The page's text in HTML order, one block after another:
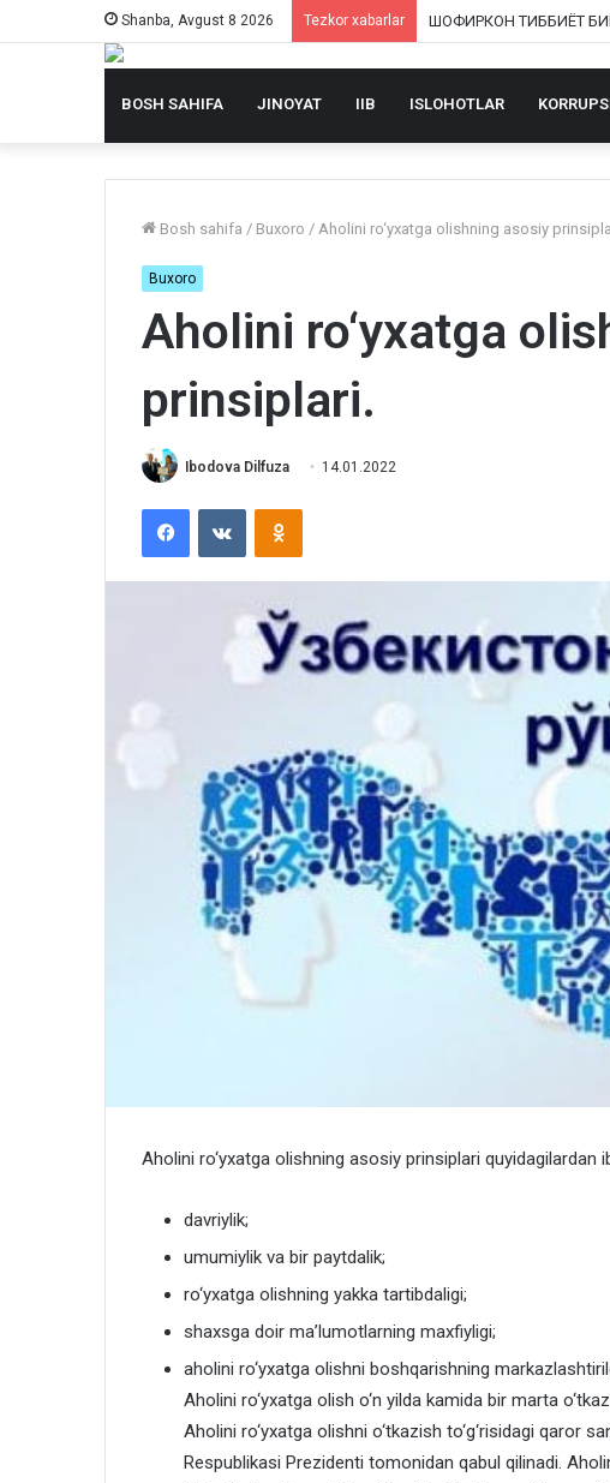
Shanba, Avgust 8 2026 Tezkor xabarlar
BOSH SAHIFA JINOYAT IIB ISLOHOTLAR
Bosh sahifa / Buxoro / Aholini ro‘yxatga olishning asosiy
Buxoro
Aholini ro‘yxatga
prinsiplari.
Ibodova Dilfuza 14.01.2022
FacebookVKontakteOdnoklassniki
Aholini ro‘yxatga olishning asosiy prinsiplari quyidagilardan
davriylik;
umumiylik va bir paytdalik;
ro‘yxatga olishning yakka tartibdaligi;
shaxsga doir ma’lumotlarning maxfiyligi;
aholini ro‘yxatga olishni boshqarishning
Aholini ro‘yxatga olish o‘n yilda kamida bir marta
Aholini ro‘yxatga olishni o‘tkazish to‘g‘risidagi qaror
Respublikasi Prezidenti tomonidan qabul qilinadi.